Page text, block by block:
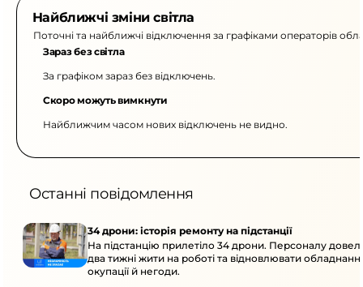
Найближчі зміни світла
Поточні та найближчі відключення за графіками операторів
Зараз без світла
За графіком зараз без відключень.
Скоро можуть вимкнути
Найближчим часом нових відключень не видно.
Останні повідомлення
34 дрони: історія ремонту на підстанції
На підстанцію прилетіло 34 дрони. Персоналу
два тижні жити на роботі та відновлювати
окупації й негоди.